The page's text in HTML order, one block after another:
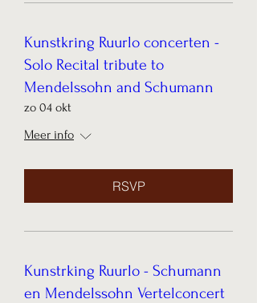
Kunstkring Ruurlo concerten -
Solo Recital tribute to
Mendelssohn and Schumann
zo 04 okt
Meer info
RSVP
Kunstrking Ruurlo - Schumann
en Mendelssohn Vertelconcert